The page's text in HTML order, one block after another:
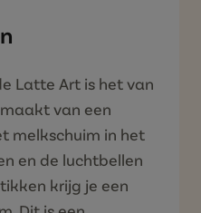
Latte Art is het van
van een
melkschuim in het
en de luchtbellen
krijg je een